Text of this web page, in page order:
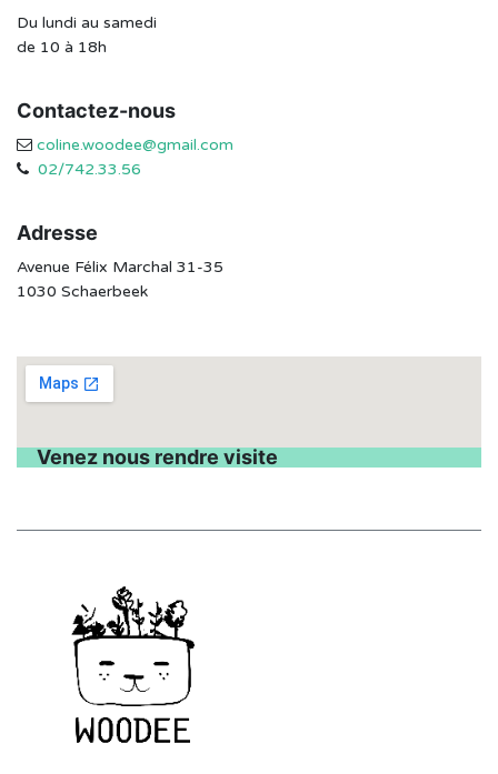
Du lundi au samedi
de 10 à 18h
Contactez-nous
coline.woodee@gmail.com
02/742.33.56
Adresse
Avenue Félix Marchal 31-35
1030 Schaerbeek
Venez nous rendre visite